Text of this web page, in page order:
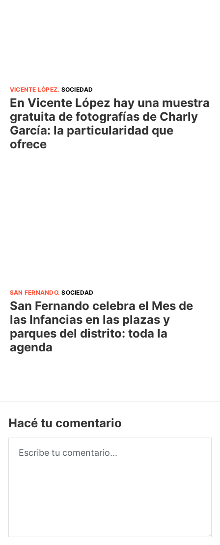
VICENTE LÓPEZ. SOCIEDAD
En Vicente López hay una muestra
gratuita de fotografías de Charly
García: la particularidad que
ofrece
SAN FERNANDO.SOCIEDAD
San Fernando celebra el Mes de
las Infancias en las plazas y
parques del distrito: toda la
agenda
Hacé tu comentario